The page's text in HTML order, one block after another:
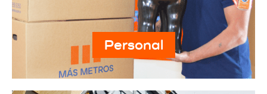
Personal